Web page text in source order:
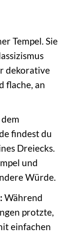
Tempel. Sie
dekorative
flache, an
findest du
Dreiecks.
und
Würde.
Während
protzte,
einfachen